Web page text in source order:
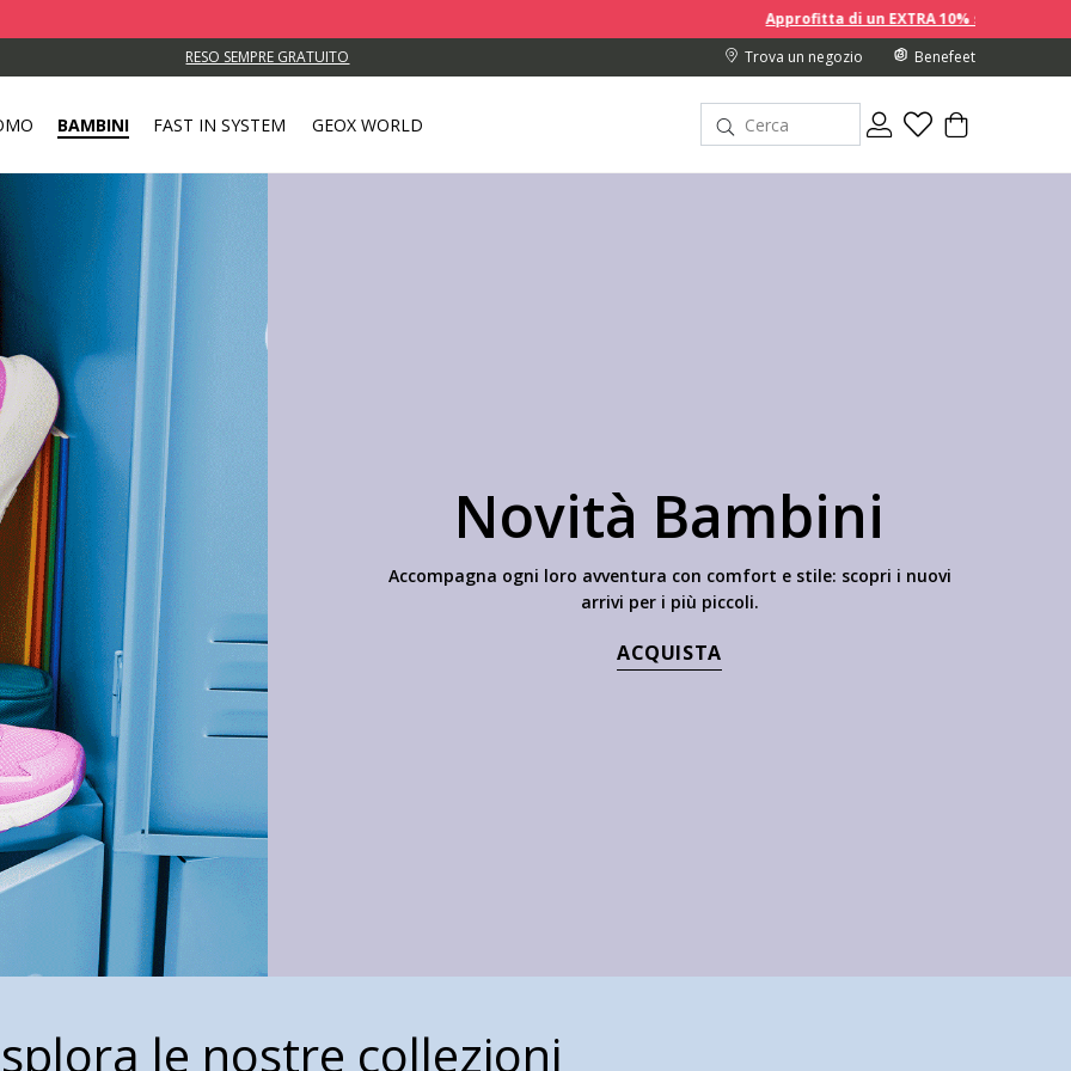
Approfitta di un EXTRA 10% sui prezzi scontati acquistando 2 o
RESO SEMPRE GRATUITO
Trova un negozio Benefeet
BAMBINI FAST IN SYSTEM GEOX WORLD
Novità Bambini
Accompagna ogni loro avventura con comfort e stile: scopri i nuovi
arrivi per i più piccoli.
ACQUISTA
le nostre collezioni